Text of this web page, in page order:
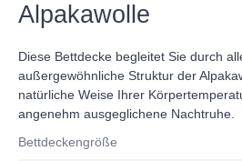
Alpakawolle
Diese Bettdecke begleitet Sie durch
außergewöhnliche Struktur der
natürliche Weise Ihrer
angenehm ausgeglichene Nachtruhe.
Bettdeckengröße